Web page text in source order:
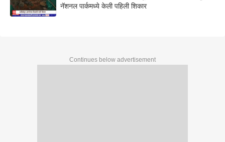
नॅशनल पार्कमध्ये केली पहिली शिकार
Continues below advertisement